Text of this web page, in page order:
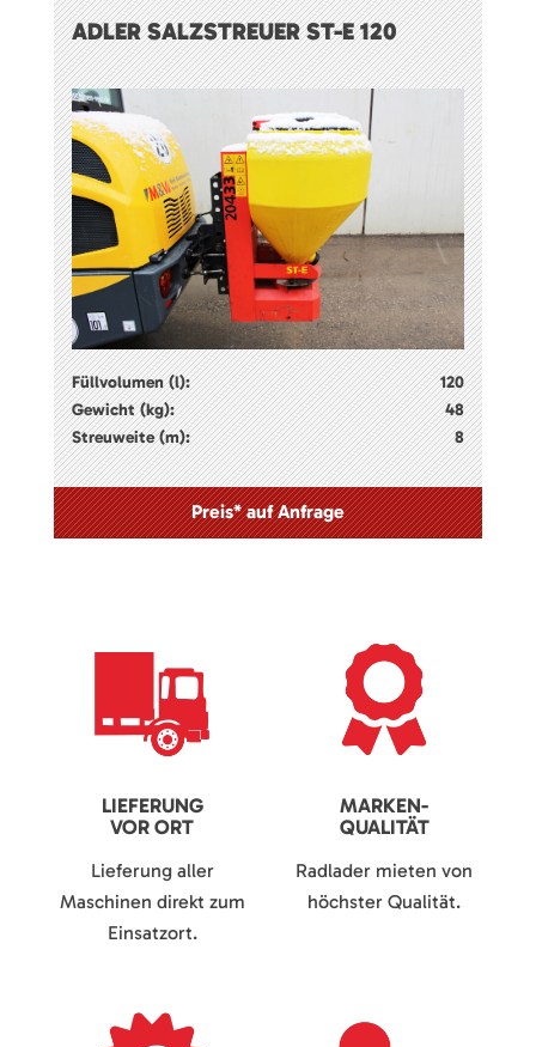
ADLER SALZSTREUER ST-E 120
Füllvolumen (l):
120
Gewicht (kg):
48
Streuweite (m):
8
Preis* auf Anfrage
LIEFERUNG
VOR ORT
Lieferung aller
Maschinen direkt zum
Einsatzort.
MARKEN-
QUALITÄT
Radlader mieten von
höchster Qualität.